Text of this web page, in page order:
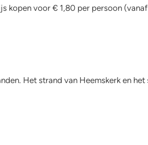
kopen voor € 1,80 per persoon
Het strand van Heemskerk en